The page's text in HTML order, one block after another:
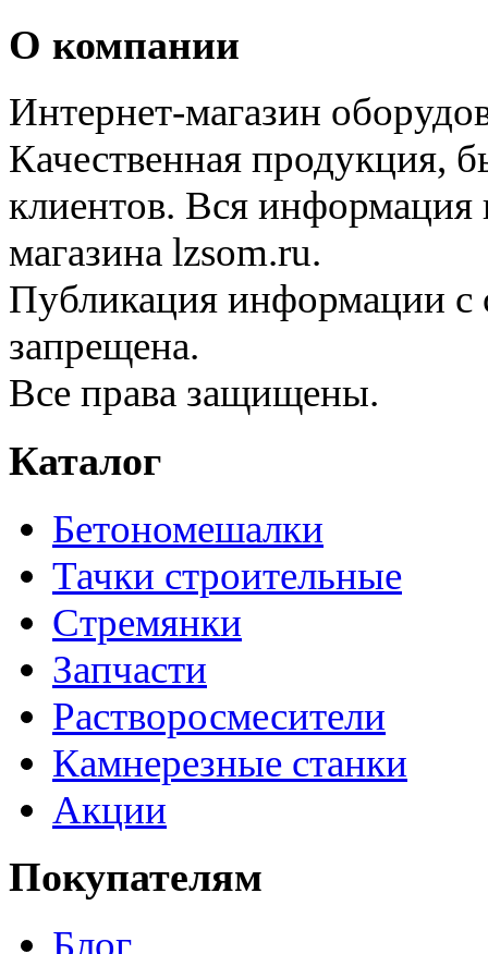
О компании
Интернет-магазин
Качественная продукция,
клиентов. Вся информация
магазина lzsom.ru.
Публикация информации с
запрещена.
Все права защищены.
Каталог
Бетономешалки
Тачки строительные
Стремянки
Запчасти
Растворосмесители
Камнерезные станки
Акции
Покупателям
Блог